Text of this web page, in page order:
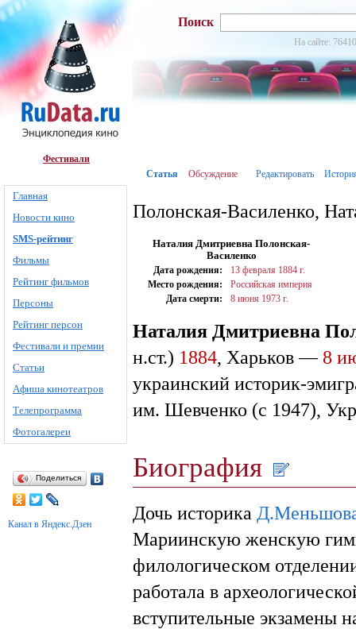
Фестивали
Главная
Новости кино
SMS-рейтинг
Фильмы
Рейтинг фильмов
Персоны
Рейтинг персон
Фестивали и премии
Статьи
Афиша кинотеатров
Телепрограмма
Фотогалереи
Поделиться
Канал в Яндекс.Дзен
Поиск
На сайте:
Статья Обсуждение Редактировать
Полонская-Василенко,
Наталия Дмитриевна Полонская-
Василенко
Дата рождения: 13 февраля 1884 г.
Место рождения:
Российская империя
Дата смерти:
8 июня 1973 г.
Наталия Дмитриевна
н.ст.) 1884, Харьков — 8
украинский историк-
им. Шевченко (с 1947),
Биография
Дочь историка
Мариинскую женскую
филологическом
работала в
вступительные экзамены